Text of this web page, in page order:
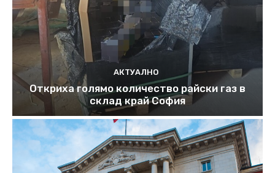
АКТУАЛНО
Откриха голямо количество райски газ в
склад край София